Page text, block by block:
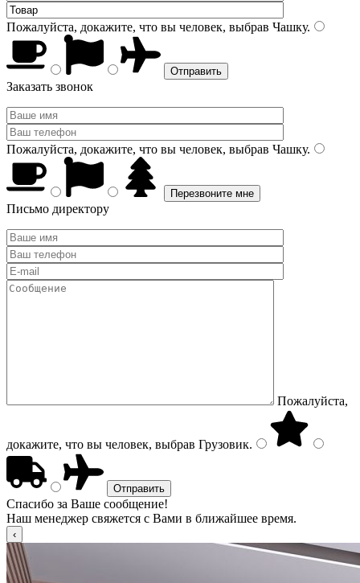
Пожалуйста, докажите, что вы человек, выбрав Чашку.
Заказать звонок
Пожалуйста, докажите, что вы человек, выбрав Чашку.
Письмо директору
Пожалуйста,
докажите, что вы человек, выбрав Грузовик.
Спасибо за Ваше сообщение!
Наш менеджер свяжется с Вами в ближайшее время.